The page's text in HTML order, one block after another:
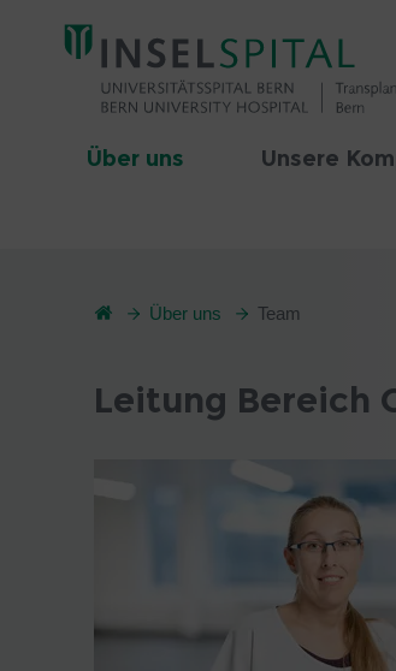
Über uns Unsere
Über uns Team
Leitung Bereich